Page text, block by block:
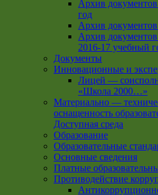
Архив
год
Архив
Архив
2016-17 учебный
Документы
Инновационные и
Лицей —
«Школа 2000…»
Материально —
оснащенность
Доступная среда
Образование
Образовательные
Основные сведения
Платные
Противодействие